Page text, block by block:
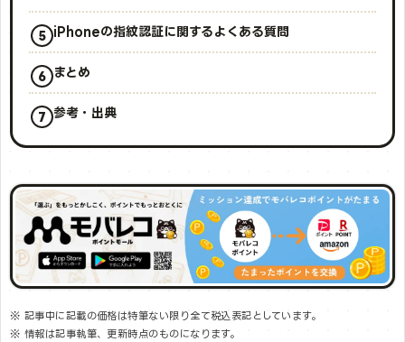
iPhoneの指紋認証に関するよくある質問
まとめ
参考・出典
※ 記事中に記載の価格は特筆ない限り全て税込表記としています。
※ 情報は記事執筆、更新時点のものになります。